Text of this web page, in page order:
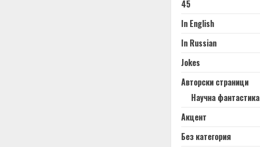
45
In English
In Russian
Jokes
Авторски страници
Научна фантастика
Акцент
Без категория